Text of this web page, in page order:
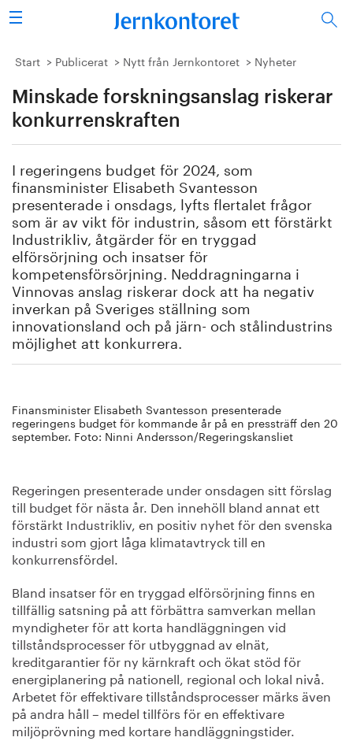
Sök
Stålindustrin
Vision 2050
Energi/miljö
Vi tycker
Publicerat
Bildbank
Om oss
Start Publicerat Nytt från Jernkontoret Nyheter
Minskade forskningsanslag riskerar
konkurrenskraften
I regeringens budget för 2024, som
finansminister Elisabeth Svantesson
presenterade i onsdags, lyfts flertalet frågor
som är av vikt för industrin, såsom ett förstärkt
Industrikliv, åtgärder för en tryggad
elförsörjning och insatser för
kompetensförsörjning. Neddragningarna i
Vinnovas anslag riskerar dock att ha negativ
inverkan på Sveriges ställning som
innovationsland och på järn- och stålindustrins
möjlighet att konkurrera.
Finansminister Elisabeth Svantesson presenterade
regeringens budget för kommande år på en pressträff den 20
september. Foto: Ninni Andersson/Regeringskansliet
Regeringen presenterade under onsdagen sitt förslag
till budget för nästa år. Den innehöll bland annat ett
förstärkt Industrikliv, en positiv nyhet för den svenska
industri som gjort låga klimatavtryck till en
konkurrensfördel.
Bland insatser för en tryggad elförsörjning finns en
tillfällig satsning på att förbättra samverkan mellan
myndigheter för att korta handläggningen vid
tillståndsprocesser för utbyggnad av elnät,
kreditgarantier för ny kärnkraft och ökat stöd för
energiplanering på nationell, regional och lokal nivå.
Arbetet för effektivare tillståndsprocesser märks även
på andra håll – medel tillförs för en effektivare
miljöprövning med kortare handläggningstider.